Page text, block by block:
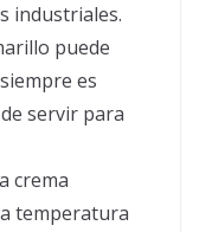
industriales.
puede
es
servir para
crema
temperatura